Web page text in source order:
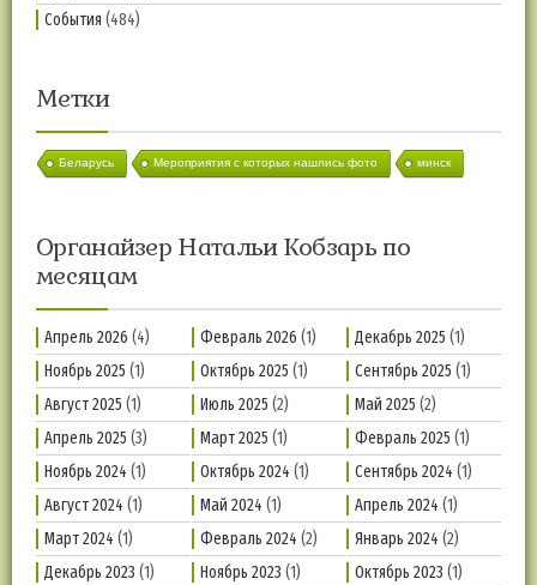
События (484)
Метки
Беларусь Мероприятия с которых нашлись фото минск
Органайзер Натальи Кобзарь по
месяцам
Апрель 2026 (4) Февраль 2026 (1) Декабрь 2025 (1)
Ноябрь 2025 (1) Октябрь 2025 (1) Сентябрь 2025 (1)
Август 2025 (1) Июль 2025 (2) Май 2025 (2)
Апрель 2025 (3) Март 2025 (1) Февраль 2025 (1)
Ноябрь 2024 (1) Октябрь 2024 (1) Сентябрь 2024 (1)
Август 2024 (1) Май 2024 (1) Апрель 2024 (1)
Март 2024 (1) Февраль 2024 (2) Январь 2024 (2)
Декабрь 2023 (1) Ноябрь 2023 (1) Октябрь 2023 (1)